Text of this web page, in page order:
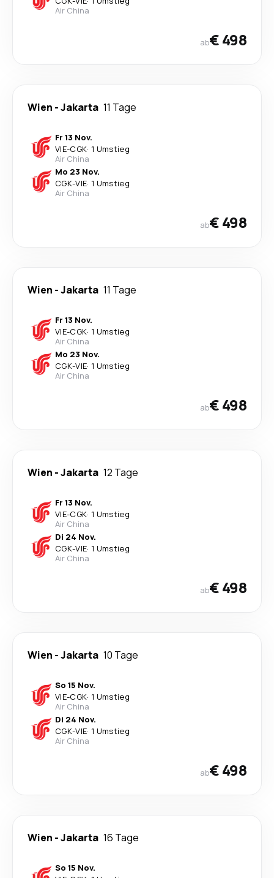
Air China
ab€ 498
Wien -Jakarta 11 Tage
Fr 13 Nov.
VIE-CGK· 1 Umstieg
Air China
Mo 23 Nov.
CGK-VIE· 1 Umstieg
Air China
ab€ 498
Wien -Jakarta 11 Tage
Fr 13 Nov.
VIE-CGK· 1 Umstieg
Air China
Mo 23 Nov.
CGK-VIE· 1 Umstieg
Air China
ab€ 498
Wien -Jakarta 12 Tage
Fr 13 Nov.
VIE-CGK· 1 Umstieg
Air China
Di 24 Nov.
CGK-VIE· 1 Umstieg
Air China
ab€ 498
Wien -Jakarta 10 Tage
So 15 Nov.
VIE-CGK· 1 Umstieg
Air China
Di 24 Nov.
CGK-VIE· 1 Umstieg
Air China
ab€ 498
Wien -Jakarta 16 Tage
So 15 Nov.